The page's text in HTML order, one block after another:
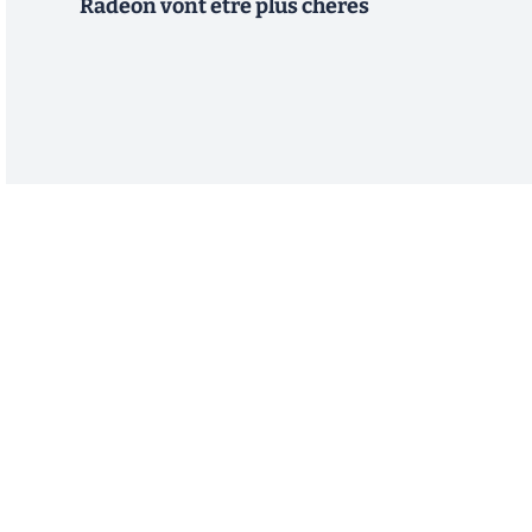
Radeon vont être plus chères